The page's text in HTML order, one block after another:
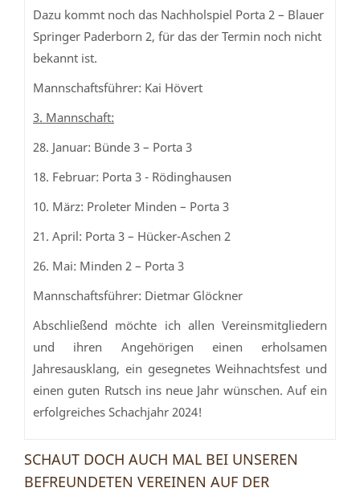
Dazu kommt noch das Nachholspiel Porta 2 – Blauer
Springer Paderborn 2, für das der Termin noch nicht
bekannt ist.
Mannschaftsführer: Kai Hövert
3. Mannschaft:
28. Januar: Bünde 3 – Porta 3
18. Februar: Porta 3 - Rödinghausen
10. März: Proleter Minden – Porta 3
21. April: Porta 3 – Hücker-Aschen 2
26. Mai: Minden 2 – Porta 3
Mannschaftsführer: Dietmar Glöckner
Abschließend möchte ich allen Vereinsmitgliedern
und ihren Angehörigen einen erholsamen
Jahresausklang, ein gesegnetes Weihnachtsfest und
einen guten Rutsch ins neue Jahr wünschen. Auf ein
erfolgreiches Schachjahr 2024!
SCHAUT DOCH AUCH MAL BEI UNSEREN
BEFREUNDETEN VEREINEN AUF DER